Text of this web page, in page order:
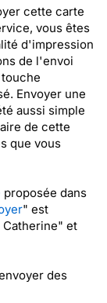
cette carte
vous êtes
d'impression
de l'envoi
Envoyer une
aussi simple
de cette
que vous
proposée dans
" est
et
des